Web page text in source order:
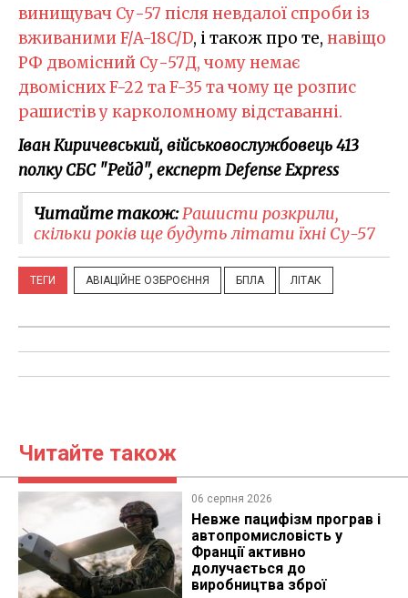
винищувач Су-57 після невдалої спроби із
вживаними F/A-18C/D, і також про те, навіщо
РФ двомісний Су-57Д, чому немає
двомісних F-22 та F-35 та чому це розпис
рашистів у карколомному відставанні.
Іван Киричевський, військовослужбовець 413
полку СБС "Рейд", експерт Defense Express
Читайте також:Рашисти розкрили,
скільки років ще будуть літати їхні Су-57
ТЕГИ АВІАЦІЙНЕ ОЗБРОЄННЯ БПЛА ЛІТАК
Читайте також
06 серпня 2026
Невже пацифізм програв і
автопромисловість у
Франції активно
долучається до
виробництва зброї